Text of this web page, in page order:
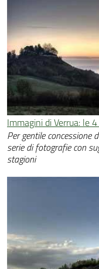
Immagini di Verrua: le
Per gentile concessione
serie di fotografie con
stagioni